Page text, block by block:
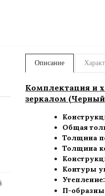
Описание
Комплектация и
зеркалом
Общая
Толщина
Толщина
Контуры
Утепление:
П-